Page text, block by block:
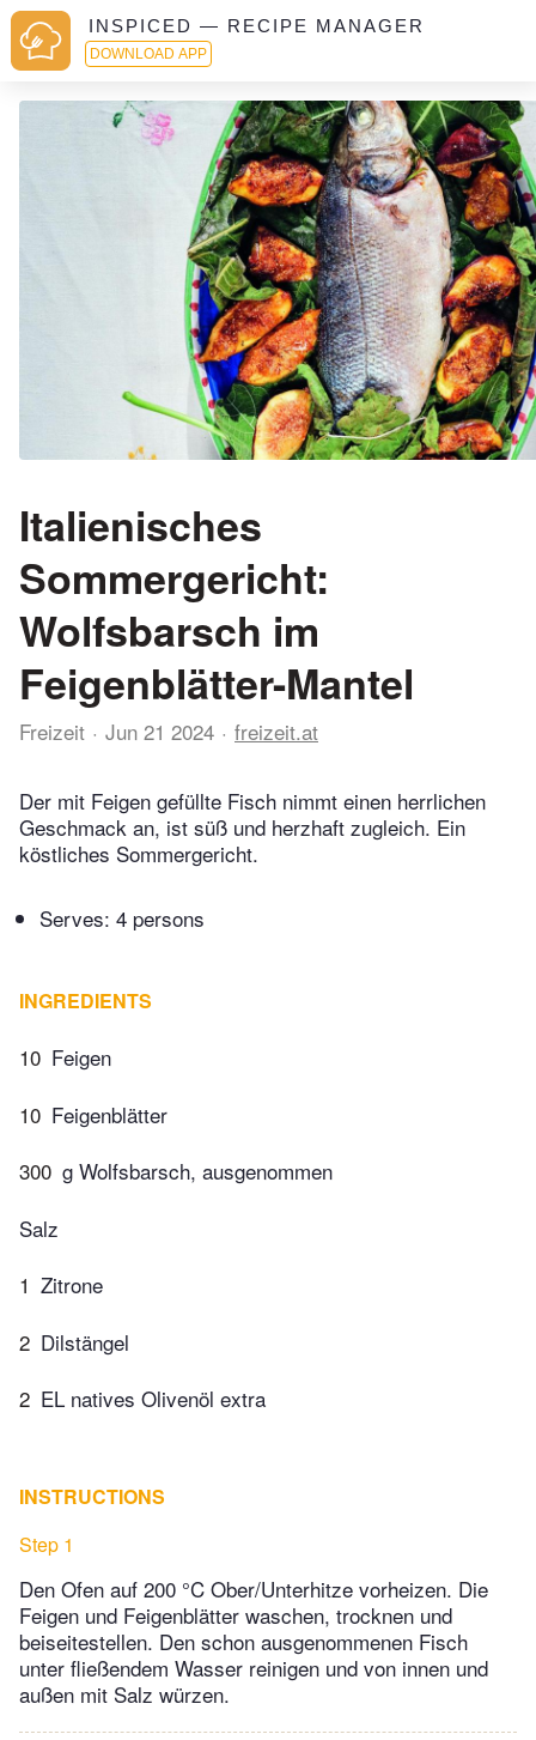
INSPICED — RECIPE MANAGER
DOWNLOAD APP
Italienisches
Sommergericht:
Wolfsbarsch im
Feigenblätter-Mantel
Freizeit Jun 21 2024 freizeit.at
Der mit Feigen gefüllte Fisch nimmt einen herrlichen
Geschmack an, ist süß und herzhaft zugleich. Ein
köstliches Sommergericht.
Serves: 4 persons
INGREDIENTS
10 Feigen
10 Feigenblätter
300 g Wolfsbarsch, ausgenommen
Salz
1 Zitrone
2 Dilstängel
2 EL natives Olivenöl extra
INSTRUCTIONS
Step 1
Den Ofen auf 200 °C Ober/Unterhitze vorheizen. Die
Feigen und Feigenblätter waschen, trocknen und
beiseitestellen. Den schon ausgenommenen Fisch
unter fließendem Wasser reinigen und von innen und
außen mit Salz würzen.